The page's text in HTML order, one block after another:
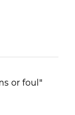
or foul"